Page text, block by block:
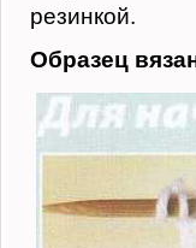
резинкой.
Образец